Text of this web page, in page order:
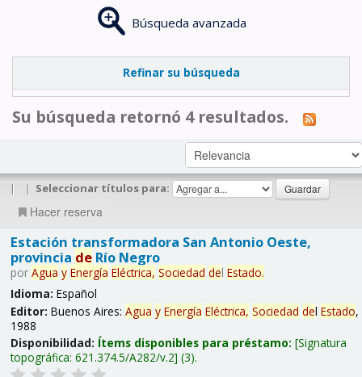
Búsqueda avanzada
Refinar su búsqueda
Su búsqueda retornó 4 resultados.
| | Seleccionar títulos para:
Hacer reserva
Estación transformadora San Antonio Oeste,
provincia deRío Negro
por Agua y Energía Eléctrica, Sociedad del Estado.
Idioma: Español
Editor: Buenos Aires: Agua y Energía Eléctrica, Sociedad del Estado,
1988
Disponibilidad: Ítems disponibles para préstamo: Signatura
topográfica: 621.374.5/A282/v.2 (3).